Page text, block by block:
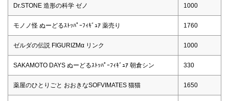
Dr.STONE 造形の科学 ゼノ 1000
モノノ怪 ぬーどるｽﾄｯﾊﾟｰﾌｨｷﾞｭｱ 薬売り 1760
ゼルダの伝説 FIGURIZMα リンク 1000
SAKAMOTO DAYS ぬーどるｽﾄｯﾊﾟｰﾌｨｷﾞｭｱ 朝倉シン 330
薬屋のひとりごと おおきなSOFVIMATES 猫猫 1650